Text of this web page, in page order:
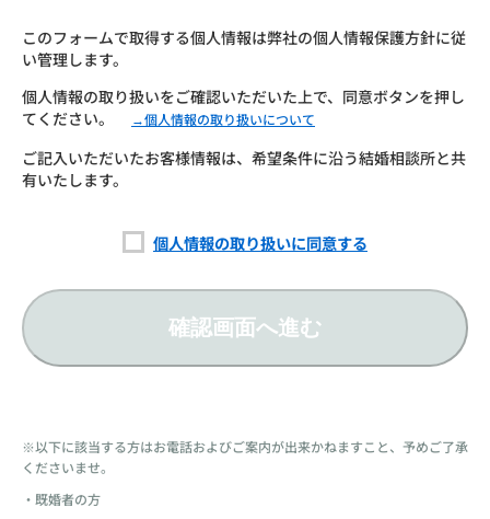
このフォームで取得する個人情報は弊社の個人情報保護方針に従
い管理します。
個人情報の取り扱いをご確認いただいた上で、同意ボタンを押し
てください。
→個人情報の取り扱いについて
ご記入いただいたお客様情報は、希望条件に沿う結婚相談所と共
有いたします。
個人情報の取り扱いに同意する
確認画面へ進む
※以下に該当する方はお電話およびご案内が出来かねますこと、予めご了承
くださいませ。
・既婚者の方